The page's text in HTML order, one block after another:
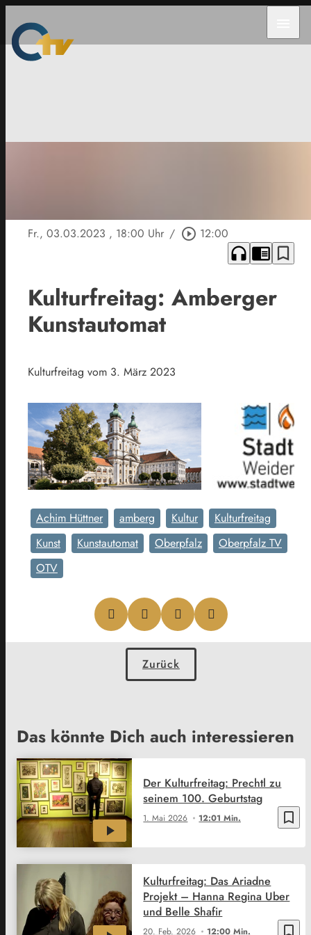
Fr., 03.03.2023 , 18:00 Uhr / play_circle_outline 12:00
headphones chrome_reader_mode bookmark_border
Kulturfreitag: Amberger
Kunstautomat
Kulturfreitag vom 3. März 2023
Achim Hüttner amberg Kultur
Kulturfreitag
Kunst
Kunstautomat Oberpfalz
Oberpfalz TV
OTV
Zurück
Das könnte Dich auch interessieren
bookmark_border
1. Mai 2026 12:01 Min.
Der Kulturfreitag: Prechtl zu
seinem 100. Geburtstag
bookmark_border
20. Feb. 2026 12:00 Min.
Kulturfreitag: Das Ariadne
Projekt – Hanna Regina Uber
und Belle Shafir